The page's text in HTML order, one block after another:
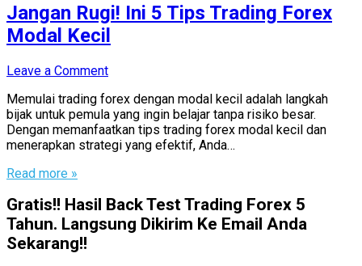
Jangan Rugi! Ini 5 Tips Trading Forex
Modal Kecil
Leave a Comment
Memulai trading forex dengan modal kecil adalah langkah
bijak untuk pemula yang ingin belajar tanpa risiko besar.
Dengan memanfaatkan tips trading forex modal kecil dan
menerapkan strategi yang efektif, Anda…
Read more »
Gratis!! Hasil Back Test Trading Forex 5
Tahun. Langsung Dikirim Ke Email Anda
Sekarang!!